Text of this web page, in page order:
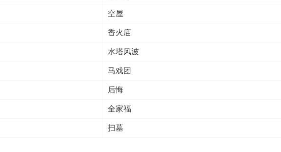
空屋
香火庙
水塔风波
马戏团
后悔
全家福
扫墓